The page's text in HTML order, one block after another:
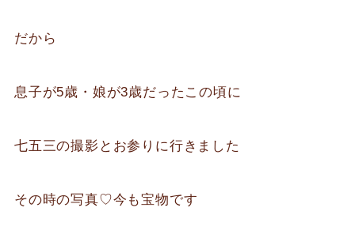
だから
息子が5歳・娘が3歳だったこの頃に
七五三の撮影とお参りに行きました
その時の写真♡今も宝物です